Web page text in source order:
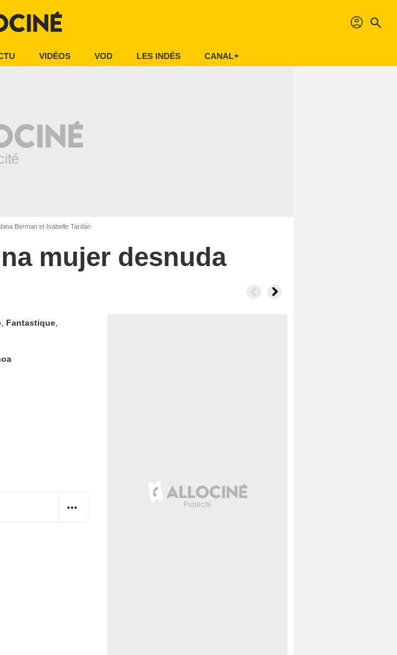
profil search
VIDÉOS VOD LES INDÉS CANAL+
Berman et Isabelle Tardán
mujer desnuda
Fantastique